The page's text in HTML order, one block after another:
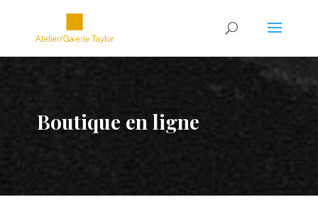
Boutique en ligne